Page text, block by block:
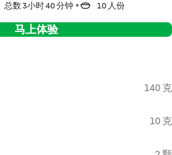
总数 3小时 40 分钟 10 人份
马上体验
140 克
10 克